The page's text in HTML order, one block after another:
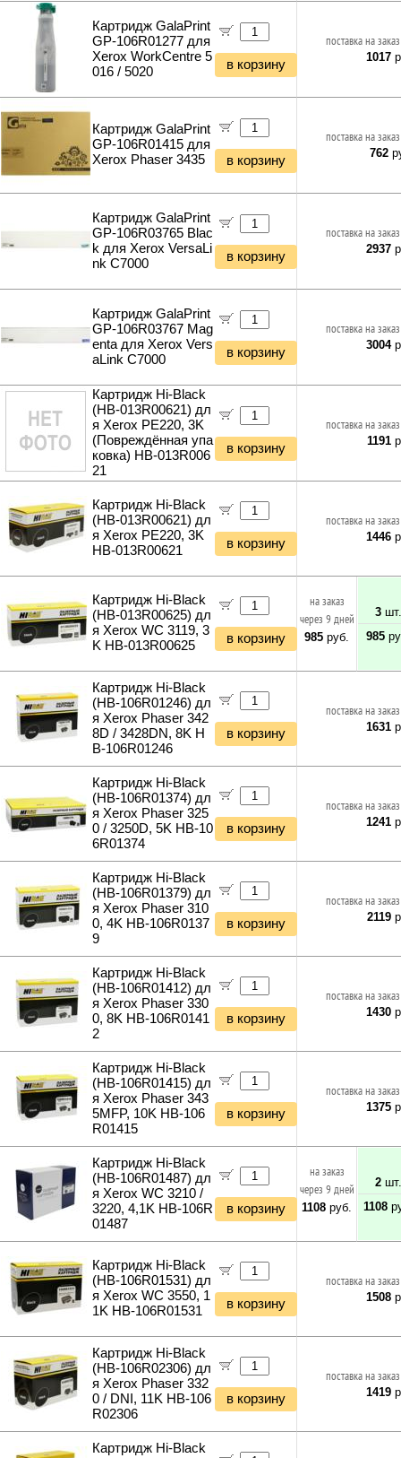
Фонари и мобильные светильники
Мультитулы и ножи
Инструменты и техника прочее
Картридж GalaPrint
GP-106R01277 для
Xerox WorkCentre 5
016 / 5020
в корзину
поставка на
1017
Картридж GalaPrint
GP-106R01415 для
Xerox Phaser 3435
в корзину
поставка на
762
Картридж GalaPrint
GP-106R03765 Blac
k для Xerox VersaLi
nk C7000
в корзину
поставка на
2937
Картридж GalaPrint
GP-106R03767 Mag
enta для Xerox Vers
aLink C7000
в корзину
поставка на
3004
Картридж Hi-Black
(HB-013R00621) дл
я Xerox PE220, 3K
(Повреждённая упа
ковка) HB-013R006
21
в корзину
поставка на
1191
Картридж Hi-Black
(HB-013R00621) дл
я Xerox PE220, 3K
HB-013R00621
в корзину
поставка на
1446
Картридж Hi-Black
(HB-013R00625) дл
я Xerox WC 3119, 3
K HB-013R00625
в корзину
на заказ
через 9 дней
985 руб.
3шт.
985
Картридж Hi-Black
(HB-106R01246) дл
я Xerox Phaser 342
8D / 3428DN, 8K H
B-106R01246
в корзину
поставка на
1631
Картридж Hi-Black
(HB-106R01374) дл
я Xerox Phaser 325
0 / 3250D, 5K HB-10
6R01374
в корзину
поставка на
1241
Картридж Hi-Black
(HB-106R01379) дл
я Xerox Phaser 310
0, 4K HB-106R0137
9
в корзину
поставка на
2119
Картридж Hi-Black
(HB-106R01412) дл
я Xerox Phaser 330
0, 8K HB-106R0141
2
в корзину
поставка на
1430
Картридж Hi-Black
(HB-106R01415) дл
я Xerox Phaser 343
5MFP, 10K HB-106
R01415
в корзину
поставка на
1375
Картридж Hi-Black
(HB-106R01487) дл
я Xerox WC 3210 /
3220, 4,1K HB-106R
01487
в корзину
на заказ
через 9 дней
1108 руб.
2шт.
1108
Картридж Hi-Black
(HB-106R01531) дл
я Xerox WC 3550, 1
1K HB-106R01531
в корзину
поставка на
1508
Картридж Hi-Black
(HB-106R02306) дл
я Xerox Phaser 332
0 / DNI, 11K HB-106
R02306
в корзину
поставка на
1419
Картридж Hi-Black